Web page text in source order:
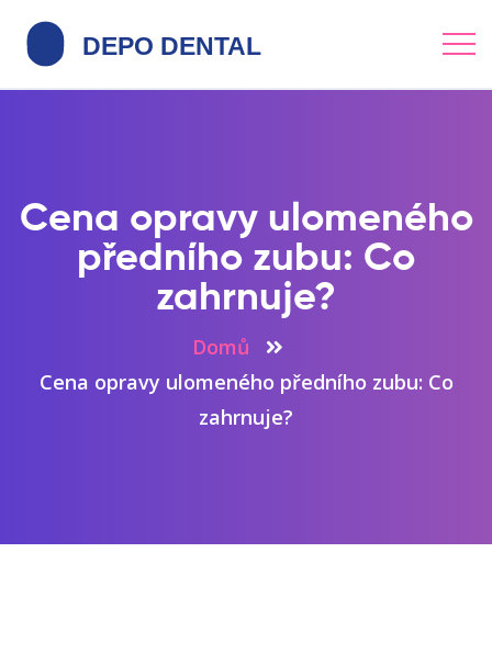
Cena opravy ulomeného
předního zubu: Co
zahrnuje?
Domů
Cena opravy ulomeného předního zubu: Co
zahrnuje?